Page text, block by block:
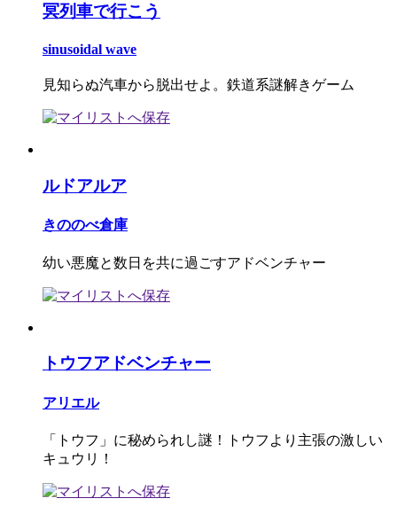
冥列車で行こう
sinusoidal wave
見知らぬ汽車から脱出せよ。鉄道系謎解きゲーム
ルドアルア
きののべ倉庫
幼い悪魔と数日を共に過ごすアドベンチャー
トウフアドベンチャー
アリエル
「トウフ」に秘められし謎！トウフより主張の激しい
キュウリ！